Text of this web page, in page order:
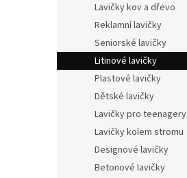
Lavičky kov a dřevo
Reklamní lavičky
Seniorské lavičky
Litinové lavičky
Plastové lavičky
Dětské lavičky
Lavičky pro teenagery
Lavičky kolem stromu
Designové lavičky
Betonové lavičky